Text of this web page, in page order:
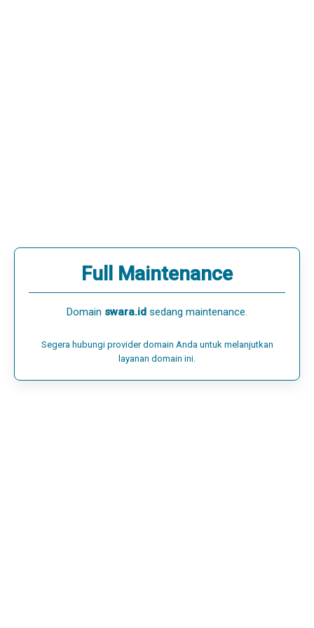
Full Maintenance
Domain swara.id sedang maintenance.
Segera hubungi provider domain Anda untuk melanjutkan
layanan domain ini.